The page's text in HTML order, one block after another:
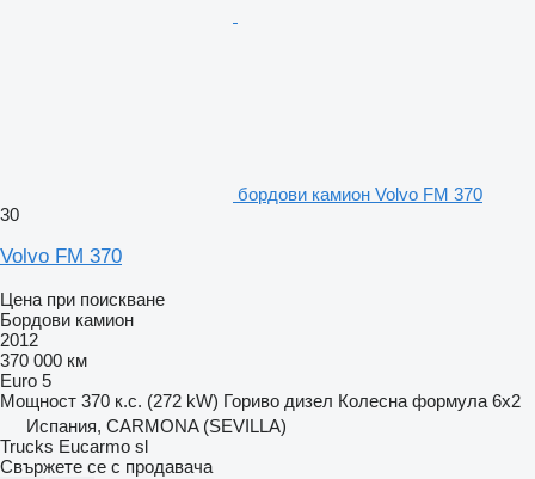
бордови камион Volvo FM 370
30
Volvo FM 370
Цена при поискване
Бордови камион
2012
370 000 км
Euro 5
Мощност 370 к.с. (272 kW) Гориво дизел Колесна формула 6x2
Испания, CARMONA (SEVILLA)
Trucks Eucarmo sl
Свържете се с продавача